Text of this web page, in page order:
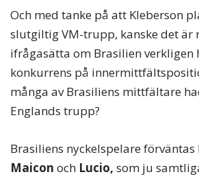
Och med tanke på att Kleberson
slutgiltig VM-trupp, kanske det
ifrågasätta om Brasilien verkligen
konkurrens på
många av Brasiliens mittfältare
Englands trupp?
Brasiliens nyckelspelare förväntas
Maicon och Lucio, som ju